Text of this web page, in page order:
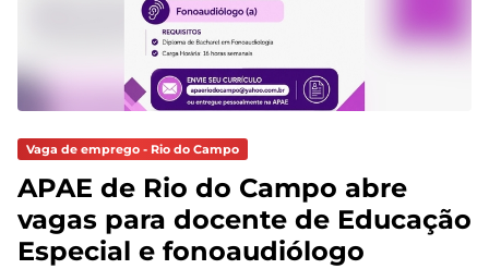
Vaga de emprego - Rio do Campo
APAE de Rio do Campo abre
vagas para docente de Educação
Especial e fonoaudiólogo